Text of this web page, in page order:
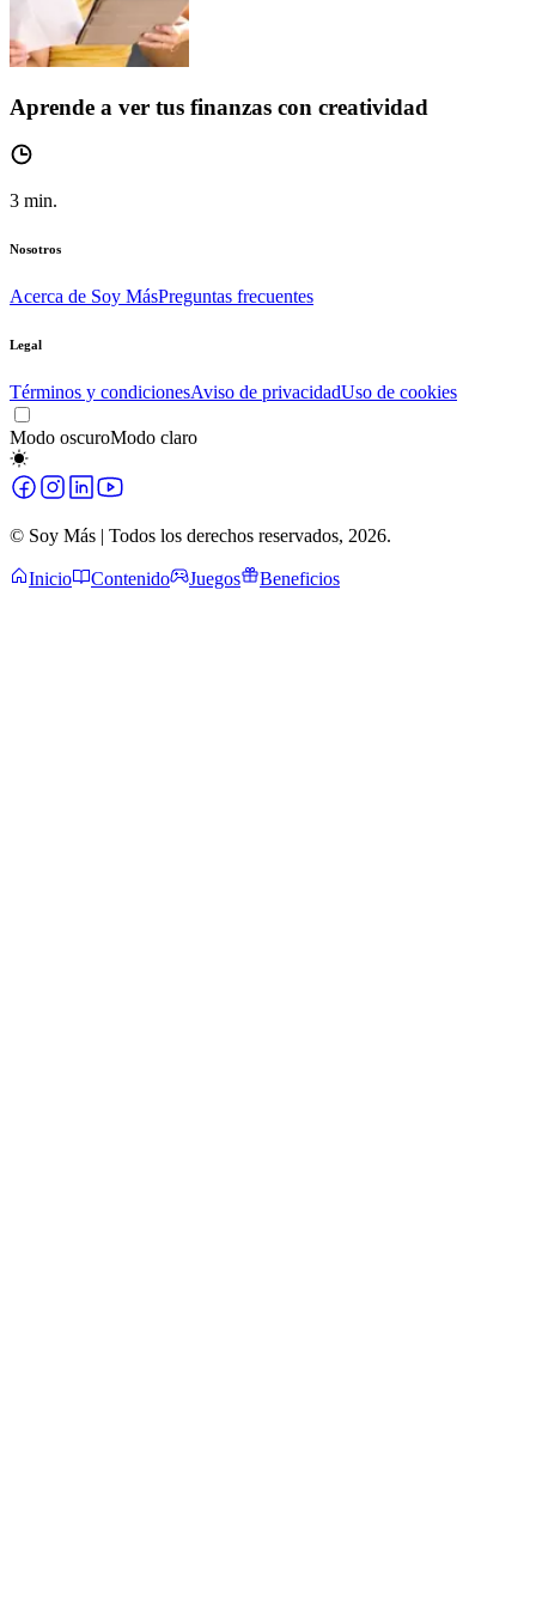
Aprende a ver tus finanzas con creatividad
3 min.
Nosotros
Acerca de Soy MásPreguntas frecuentes
Legal
Términos y condicionesAviso de privacidadUso de cookies
Modo oscuroModo claro
© Soy Más | Todos los derechos reservados, 2026.
Inicio Contenido Juegos Beneficios